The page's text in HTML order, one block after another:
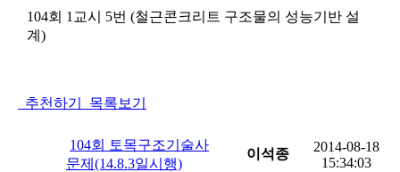
104회 1교시 5번 (철근콘크리트 구조물의 성능기반 설
계)
추천하기 목록보기
104회 토목구조기술사
문제(14.8.3일시행)
이석종
2014-08-18
15:34:03